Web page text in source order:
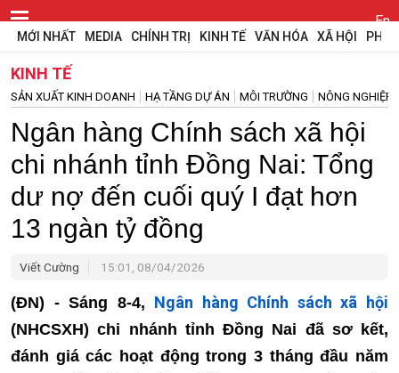
En
MỚI NHẤT MEDIA CHÍNH TRỊ KINH TẾ VĂN HÓA XÃ HỘI
KINH TẾ
SẢN XUẤT KINH DOANH HẠ TẦNG DỰ ÁN MÔI TRƯỜNG NÔNG NGHIỆP
Ngân hàng Chính sách xã hội
chi nhánh tỉnh Đồng Nai: Tổng
dư nợ đến cuối quý I đạt hơn
13 ngàn tỷ đồng
Viết Cường 15:01, 08/04/2026
(ĐN) - Sáng 8-4, Ngân hàng Chính sách xã hội
(NHCSXH) chi nhánh tỉnh Đồng Nai đã sơ kết,
đánh giá các hoạt động trong 3 tháng đầu năm